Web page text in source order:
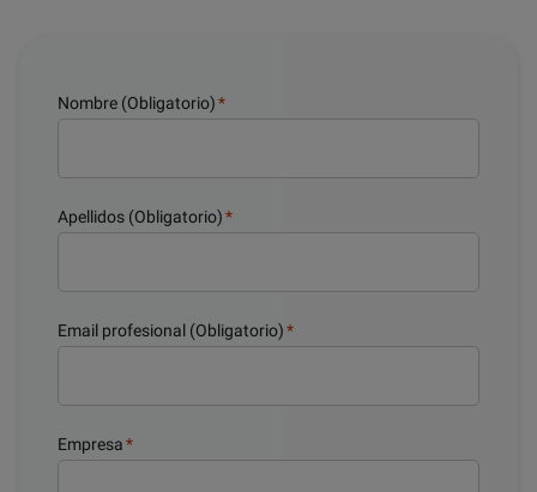
Nombre (Obligatorio)*
Apellidos (Obligatorio)*
Email profesional (Obligatorio)*
Empresa*